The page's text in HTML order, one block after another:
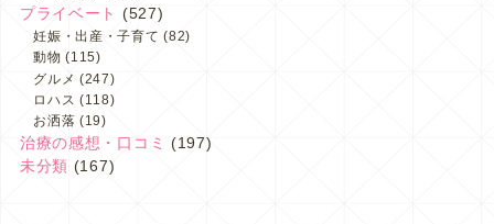
プライベート (527)
妊娠・出産・子育て (82)
動物 (115)
グルメ (247)
ロハス (118)
お洒落 (19)
治療の感想・口コミ
(197)
未分類 (167)